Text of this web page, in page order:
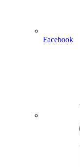
Facebook